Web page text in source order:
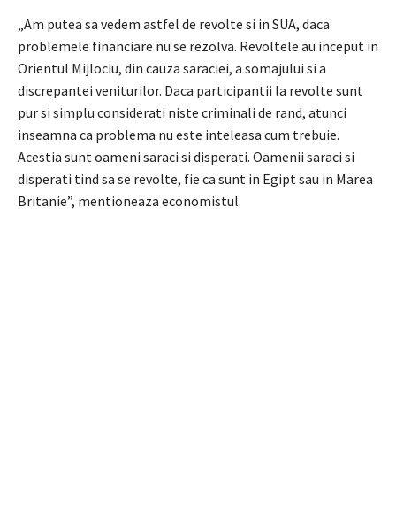
„Am putea sa vedem astfel de revolte si in SUA, daca
problemele financiare nu se rezolva. Revoltele au inceput in
Orientul Mijlociu, din cauza saraciei, a somajului si a
discrepantei veniturilor. Daca participantii la revolte sunt
pur si simplu considerati niste criminali de rand, atunci
inseamna ca problema nu este inteleasa cum trebuie.
Acestia sunt oameni saraci si disperati. Oamenii saraci si
disperati tind sa se revolte, fie ca sunt in Egipt sau in Marea
Britanie”, mentioneaza economistul.